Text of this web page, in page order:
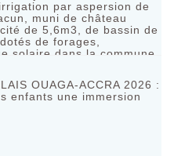
par aspersion de
muni de château
de 5,6m3, de bassin de
de forages,
solaire dans la commune
OUAGA-ACCRA 2026 :
enfants une immersion